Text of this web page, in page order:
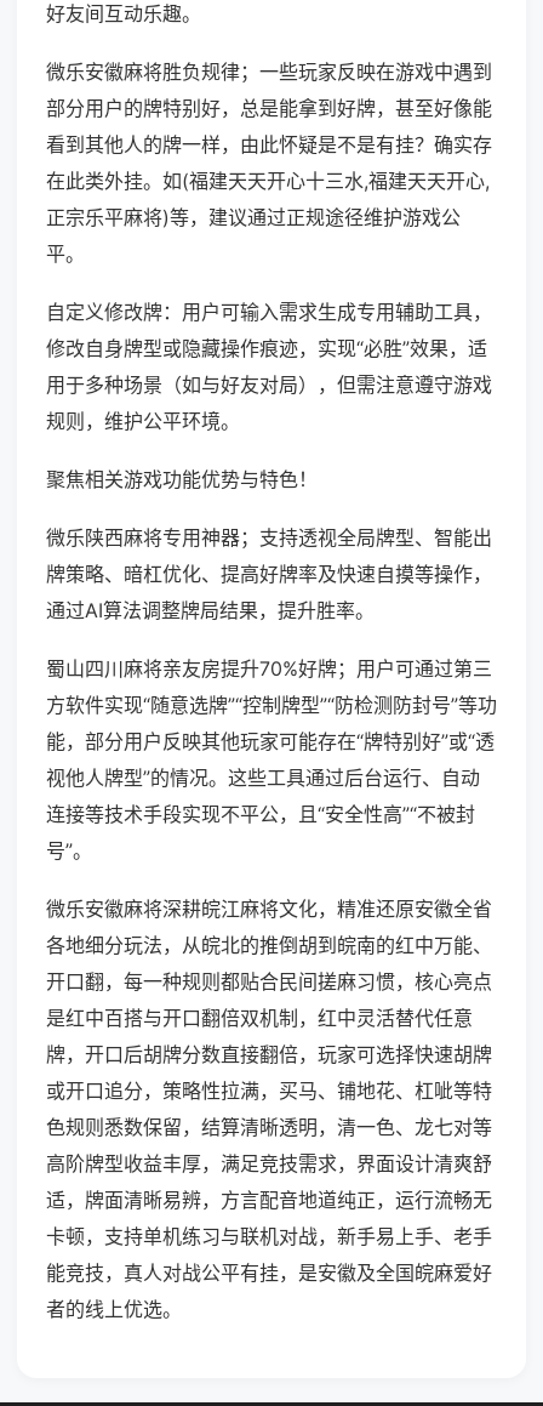
好友间互动乐趣。
微乐安徽麻将胜负规律；一些玩家反映在游戏中遇到
部分用户的牌特别好，总是能拿到好牌，甚至好像能
看到其他人的牌一样，由此怀疑是不是有挂？确实存
在此类外挂。如(福建天天开心十三水,福建天天开心,
正宗乐平麻将)等，建议通过正规途径维护游戏公
平。
自定义修改牌：用户可输入需求生成专用辅助工具，
修改自身牌型或隐藏操作痕迹，实现“必胜”效果，适
用于多种场景（如与好友对局），但需注意遵守游戏
规则，维护公平环境。
聚焦相关游戏功能优势与特色！
微乐陕西麻将专用神器；支持透视全局牌型、智能出
牌策略、暗杠优化、提高好牌率及快速自摸等操作，
通过AI算法调整牌局结果，提升胜率。
蜀山四川麻将亲友房提升70%好牌；用户可通过第三
方软件实现“随意选牌”“控制牌型”“防检测防封号”等功
能，部分用户反映其他玩家可能存在“牌特别好”或“透
视他人牌型”的情况。这些工具通过后台运行、自动
连接等技术手段实现不平公，且“安全性高”“不被封
号”。
微乐安徽麻将深耕皖江麻将文化，精准还原安徽全省
各地细分玩法，从皖北的推倒胡到皖南的红中万能、
开口翻，每一种规则都贴合民间搓麻习惯，核心亮点
是红中百搭与开口翻倍双机制，红中灵活替代任意
牌，开口后胡牌分数直接翻倍，玩家可选择快速胡牌
或开口追分，策略性拉满，买马、铺地花、杠呲等特
色规则悉数保留，结算清晰透明，清一色、龙七对等
高阶牌型收益丰厚，满足竞技需求，界面设计清爽舒
适，牌面清晰易辨，方言配音地道纯正，运行流畅无
卡顿，支持单机练习与联机对战，新手易上手、老手
能竞技，真人对战公平有挂，是安徽及全国皖麻爱好
者的线上优选。